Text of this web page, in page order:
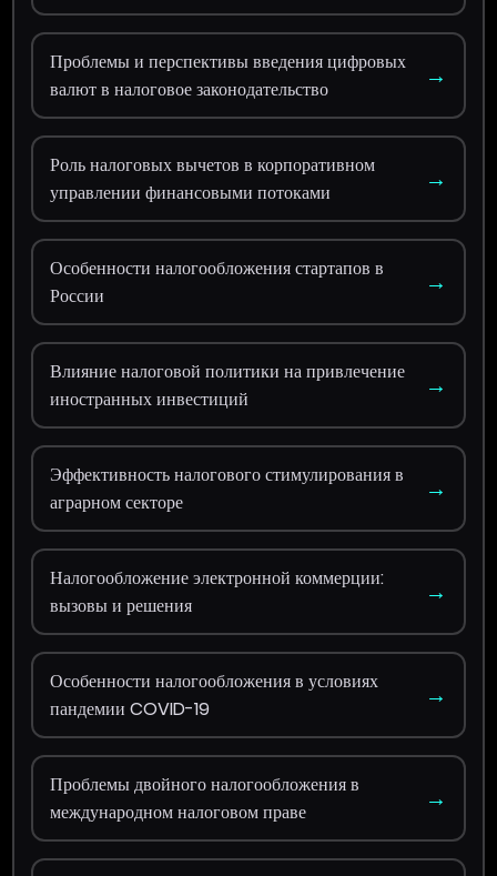
Проблемы и перспективы введения цифровых
валют в налоговое законодательство
→
Роль налоговых вычетов в корпоративном
управлении финансовыми потоками
→
Особенности налогообложения стартапов в
России
→
Влияние налоговой политики на привлечение
иностранных инвестиций
→
Эффективность налогового стимулирования в
аграрном секторе
→
Налогообложение электронной коммерции:
вызовы и решения
→
Особенности налогообложения в условиях
пандемии COVID-19
→
Проблемы двойного налогообложения в
международном налоговом праве
→